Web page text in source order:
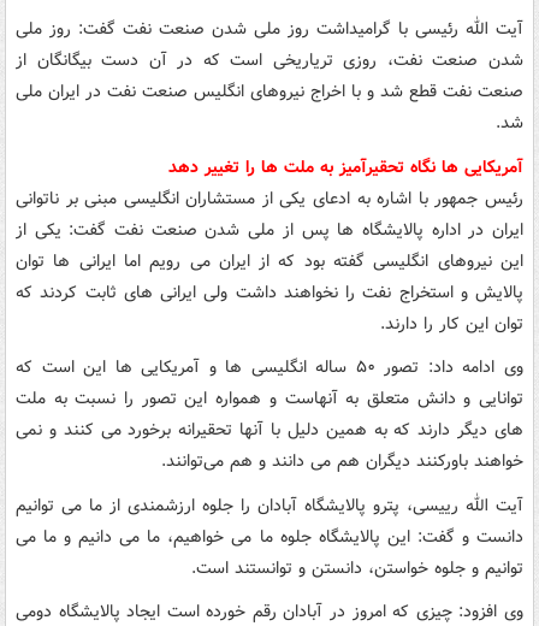
آیت الله رئیسی با گرامیداشت روز ملی شدن صنعت نفت گفت: روز ملی
شدن صنعت نفت، روزی تریاریخی است که در آن دست بیگانگان از
صنعت نفت قطع شد و با اخراج نیروهای انگلیس صنعت نفت در ایران ملی
شد.
آمریکایی ها نگاه تحقیرآمیز به ملت ها را تغییر دهد
رئیس جمهور با اشاره به ادعای یکی از مستشاران انگلیسی مبنی بر ناتوانی
ایران در اداره پالایشگاه ها پس از ملی شدن صنعت نفت گفت: یکی از
این نیروهای انگلیسی گفته بود که از ایران می رویم اما ایرانی ها توان
پالایش و استخراج نفت را نخواهند داشت ولی ایرانی های ثابت کردند که
توان این کار را دارند.
وی ادامه داد: تصور ۵۰ ساله انگلیسی ها و آمریکایی ها این است که
توانایی و دانش متعلق به آنهاست و همواره این تصور را نسبت به ملت
های دیگر دارند که به همین دلیل با آنها تحقیرانه برخورد می کنند و نمی
خواهند باورکنند دیگران هم می دانند و هم می‌توانند.
آیت الله رییسی، پترو پالایشگاه آبادان را جلوه ارزشمندی از ما می توانیم
دانست و گفت: این پالایشگاه جلوه ما می خواهیم، ما می دانیم و ما می
توانیم و جلوه خواستن، دانستن و توانستند است.
وی افزود: چیزی که امروز در آبادان رقم خورده است ایجاد پالایشگاه دومی